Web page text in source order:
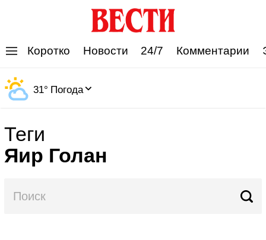
Коротко Новости 24/7 Комментарии
31° Погода
Теги
Яир Голан